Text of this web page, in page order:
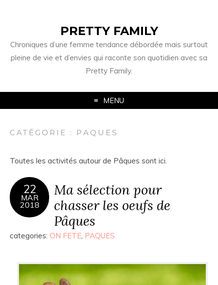
PRETTY FAMILY
Chroniques d’une femme tendance débordée mais surtout
pleine de vie et d’envies qui raconte son quotidien avec sa
Pretty Family.
MENU
CATÉGORIE : PAQUES
Toutes les activités autour de Pâques sont ici.
22
MAR
2018
Ma sélection pour
chasser les oeufs de
Pâques
categories: ON FETE, PAQUES